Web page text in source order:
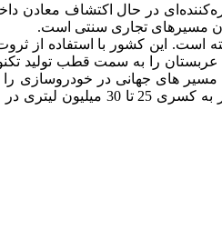
در حال اکتشاف معادن
مسیرهای تجاری سنتی است.
است. این کشور با استفاده از
عربستان را به سمت قطب تولید
مسیر های جهانی در خودروسازی
دریایی هم مواجه شده است. دراین میان